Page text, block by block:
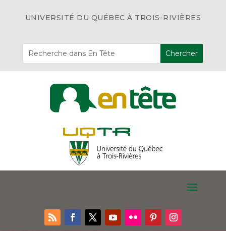
UNIVERSITÉ DU QUÉBEC À TROIS-RIVIÈRES